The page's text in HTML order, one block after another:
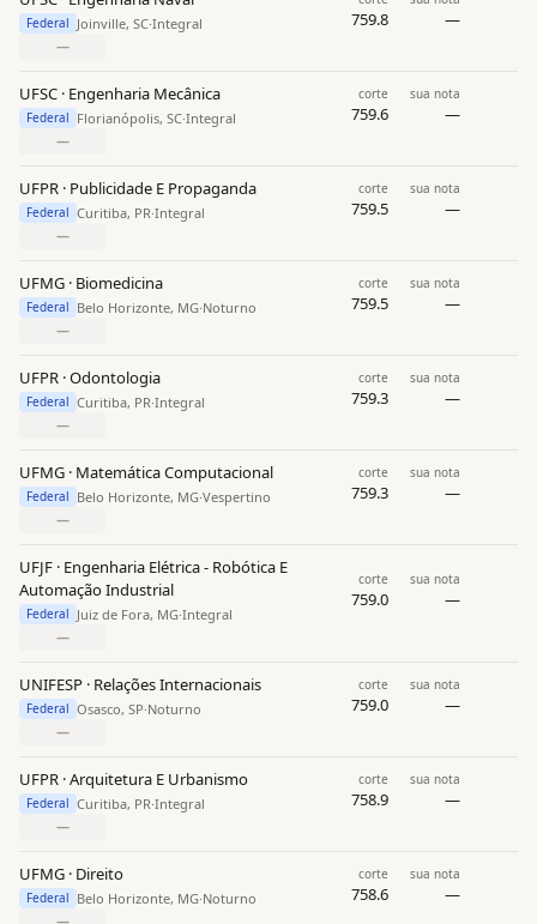
Federal Joinville, SC·Integral 759.8 —
—
UFSC · Engenharia Mecânica
Federal Florianópolis, SC·Integral
corte
759.6
sua nota
—
—
UFPR · Publicidade E Propaganda
Federal Curitiba, PR·Integral
corte
759.5
sua nota
—
—
UFMG · Biomedicina
Federal Belo Horizonte, MG·Noturno
corte
759.5
sua nota
—
—
UFPR · Odontologia
Federal Curitiba, PR·Integral
corte
759.3
sua nota
—
—
UFMG · Matemática Computacional
Federal Belo Horizonte, MG·Vespertino
corte
759.3
sua nota
—
—
UFJF · Engenharia Elétrica - Robótica E
Automação Industrial
Federal Juiz de Fora, MG·Integral
corte
759.0
sua nota
—
—
UNIFESP · Relações Internacionais
Federal Osasco, SP·Noturno
corte
759.0
sua nota
—
—
UFPR · Arquitetura E Urbanismo
Federal Curitiba, PR·Integral
corte
758.9
sua nota
—
—
UFMG · Direito
Federal Belo Horizonte, MG·Noturno
corte
758.6
sua nota
—